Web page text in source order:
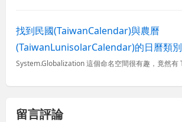
找到民國(TaiwanCalendar)與農曆
(TaiwanLunisolarCalendar)的日曆類別
留言評論